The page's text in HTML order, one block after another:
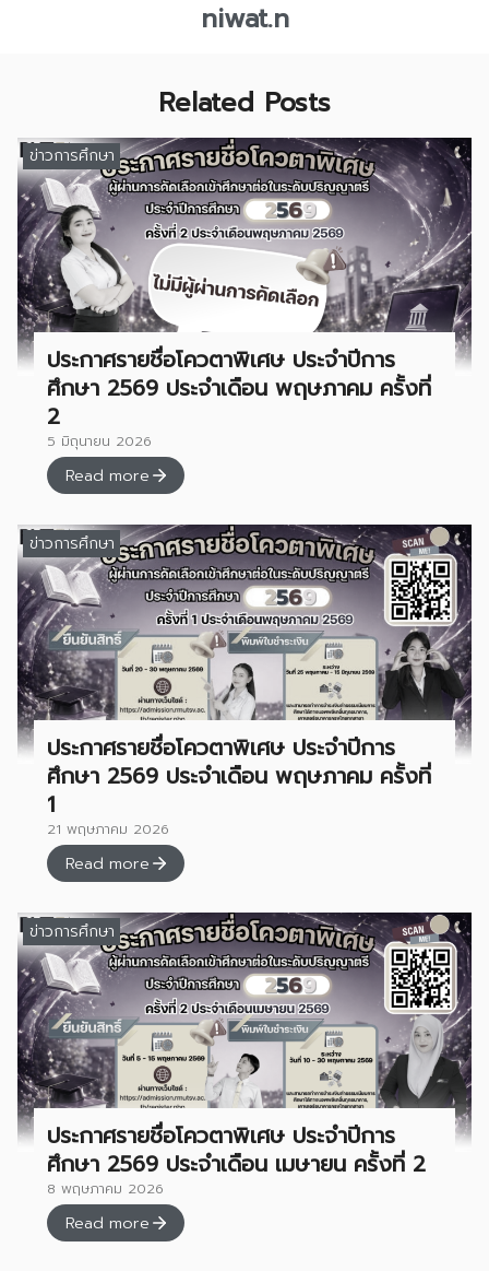
niwat.n
Related Posts
ข่าวการศึกษา
ประกาศรายชื่อโควตาพิเศษ ประจำปีการ
ศึกษา 2569 ประจำเดือน พฤษภาคม ครั้งที่
2
5 มิถุนายน 2026
Read more
ข่าวการศึกษา
ประกาศรายชื่อโควตาพิเศษ ประจำปีการ
ศึกษา 2569 ประจำเดือน พฤษภาคม ครั้งที่
1
21 พฤษภาคม 2026
Read more
ข่าวการศึกษา
ประกาศรายชื่อโควตาพิเศษ ประจำปีการ
ศึกษา 2569 ประจำเดือน เมษายน ครั้งที่ 2
8 พฤษภาคม 2026
Read more